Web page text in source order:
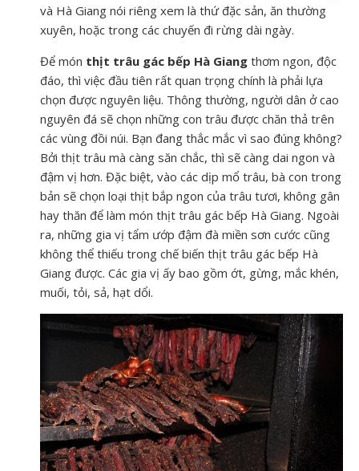
và Hà Giang nói riêng xem là thứ đặc sản, ăn thường
xuyên, hoặc trong các chuyến đi rừng dài ngày.
Để món thịt trâu gác bếp Hà Giang thơm ngon, độc
đáo, thì việc đầu tiên rất quan trọng chính là phải lựa
chọn được nguyên liệu. Thông thường, người dân ở cao
nguyên đá sẽ chọn những con trâu được chăn thả trên
các vùng đồi núi. Bạn đang thắc mắc vì sao đúng không?
Bởi thịt trâu mà càng săn chắc, thì sẽ càng dai ngon và
đậm vị hơn. Đặc biệt, vào các dịp mổ trâu, bà con trong
bản sẽ chọn loại thịt bắp ngon của trâu tươi, không gân
hay thăn để làm món thịt trâu gác bếp Hà Giang. Ngoài
ra, những gia vị tẩm ướp đậm đà miền sơn cước cũng
không thể thiếu trong chế biến thịt trâu gác bếp Hà
Giang được. Các gia vị ấy bao gồm ớt, gừng, mắc khén,
muối, tỏi, sả, hạt dổi.